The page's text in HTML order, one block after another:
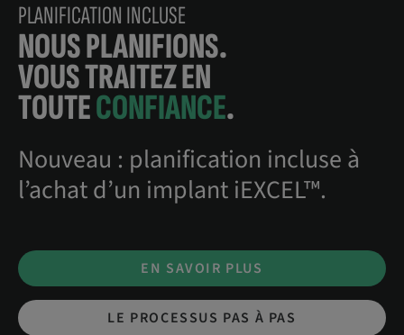
PLANIFICATION INCLUSE
NOUS PLANIFIONS.
VOUS TRAITEZ EN
TOUTECONFIANCE.
Nouveau : planification incluse à
l’achat d’un implant iEXCEL™.
EN SAVOIR PLUS
LE PROCESSUS PAS À PAS